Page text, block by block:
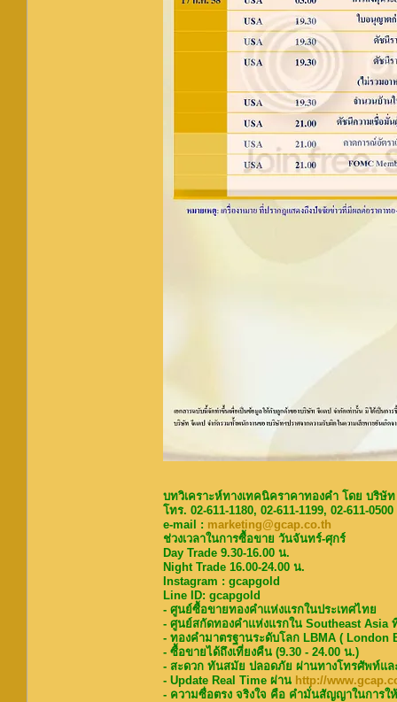
บทวิเคราะห์ทางเทคนิคราคาทองคำ โดย บริษั
โทร. 02-611-1180, 02-611-1199, 02-611-
e-mail : marketing@gcap.co.th
ช่วงเวลาในการซื้อขาย วันจันทร์-ศุกร์
Day Trade 9.30-16.00 น.
Night Trade 16.00-24.00 น.
Instagram : gcapgold
Line ID: gcapgold
- ศูนย์ซื้อขายทองคำแห่งแรกในประเทศไทย
- ศูนย์สกัดทองคำแห่งแรกใน Southeast Asia
- ทองคำมาตรฐานระดับโลก LBMA ( London
- ซื้อขายได้ถึงเที่ยงคืน (9.30 - 24.00 น.)
- สะดวก ทันสมัย ปลอดภัย ผ่านทางโทรศัพท์แล
- Update Real Time ผ่าน http://
- ความซื่อตรง จริงใจ คือ คำมั่นสัญญาในการใ